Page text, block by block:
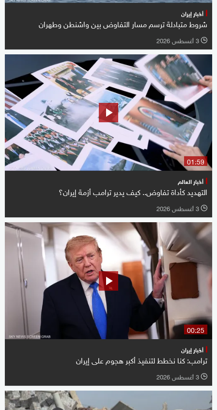
أخبار إيران
شروط متبادلة ترسم مسار التفاوض بين واشنطن وطهران
l 3 أغسطس 2026
01:59
أخبار العالم
التهديد كأداة تفاوض.. كيف يدير ترامب أزمة إيران؟
l 3 أغسطس 2026
00:25
أخبار إيران
ترامب: كنا نخطط لتنفيذ أكبر هجوم على إيران
l 3 أغسطس 2026